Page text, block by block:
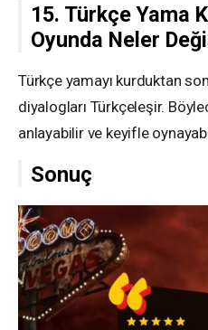
15. Türkçe Yama
Oyunda Neler
Türkçe yamayı kurduktan
diyalogları Türkçeleşir.
anlayabilir ve keyifle
Sonuç